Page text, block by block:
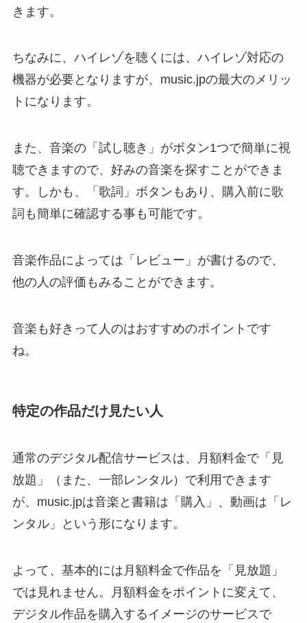
きます。
ちなみに、ハイレゾを聴くには、ハイレゾ対応の
機器が必要となりますが、music.jpの最大のメリッ
トになります。
また、音楽の「試し聴き」がボタン1つで簡単に視
聴できますので、好みの音楽を探すことができま
す。しかも、「歌詞」ボタンもあり、購入前に歌
詞も簡単に確認する事も可能です。
音楽作品によっては「レビュー」が書けるので、
他の人の評価もみることができます。
音楽も好きって人のはおすすめのポイントです
ね。
特定の作品だけ見たい人
通常のデジタル配信サービスは、月額料金で「見
放題」（また、一部レンタル）で利用できます
が、music.jpは音楽と書籍は「購入」、動画は「レ
ンタル」という形になります。
よって、基本的には月額料金で作品を「見放題」
では見れません。月額料金をポイントに変えて、
デジタル作品を購入するイメージのサービスで